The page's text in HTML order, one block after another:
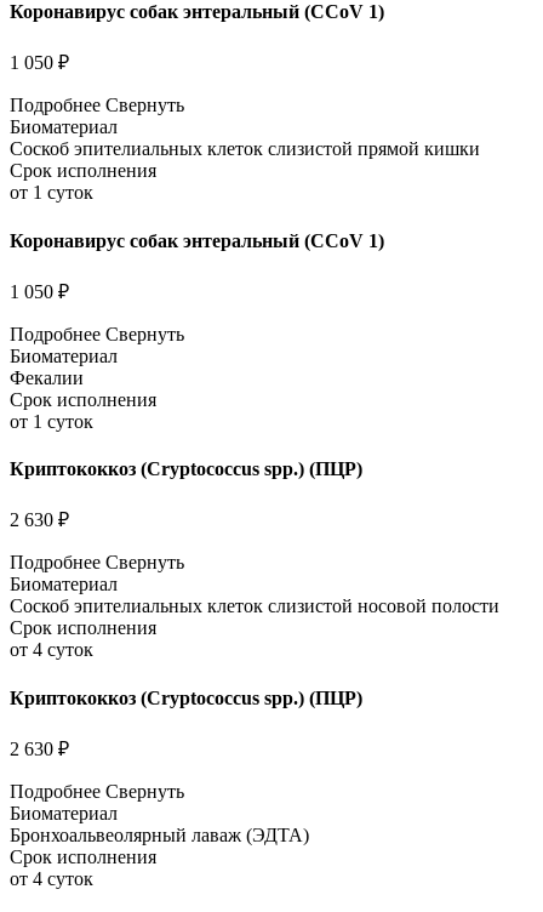
Коронавирус собак энтеральный (CCoV 1)
1 050 ₽
Подробнее Свернуть
Биоматериал
Соскоб эпителиальных клеток слизистой прямой кишки
Срок исполнения
от 1 суток
Коронавирус собак энтеральный (CCoV 1)
1 050 ₽
Подробнее Свернуть
Биоматериал
Фекалии
Срок исполнения
от 1 суток
Криптококкоз (Cryptococcus spp.) (ПЦР)
2 630 ₽
Подробнее Свернуть
Биоматериал
Соскоб эпителиальных клеток слизистой носовой полости
Срок исполнения
от 4 суток
Криптококкоз (Cryptococcus spp.) (ПЦР)
2 630 ₽
Подробнее Свернуть
Биоматериал
Бронхоальвеолярный лаваж (ЭДТА)
Срок исполнения
от 4 суток